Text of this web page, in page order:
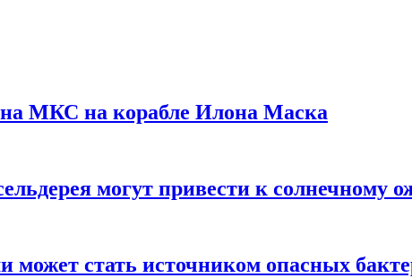
на МКС на корабле Илона Маска
могут привести к солнечному
может стать источником опасных